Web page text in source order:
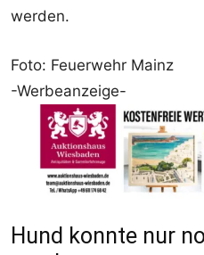
werden.
Foto: Feuerwehr Mainz
-Werbeanzeige-
Hund konnte nur